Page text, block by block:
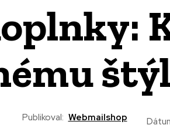
Publikoval: Webmailshop